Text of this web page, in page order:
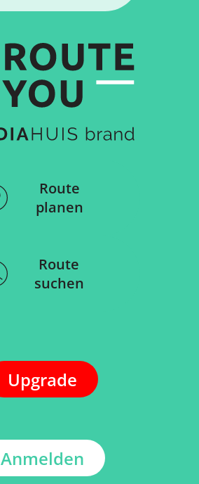
Route
planen
Route
suchen
Upgrade
Anmelden